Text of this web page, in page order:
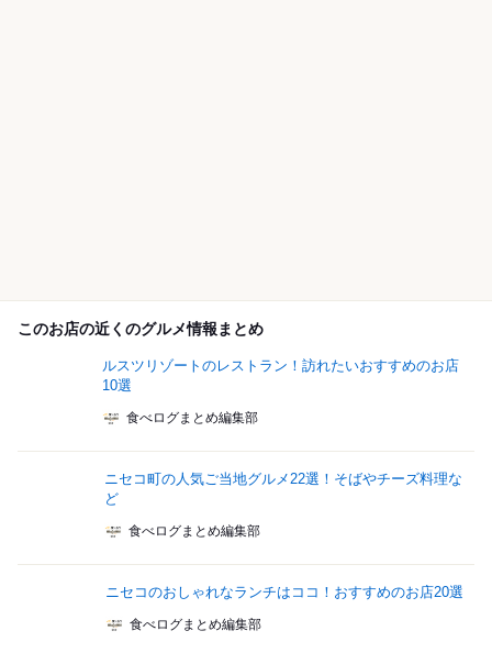
このお店の近くのグルメ情報まとめ
ルスツリゾートのレストラン！訪れたいおすすめのお店
10選
食べログまとめ編集部
ニセコ町の人気ご当地グルメ22選！そばやチーズ料理な
ど
食べログまとめ編集部
ニセコのおしゃれなランチはココ！おすすめのお店20選
食べログまとめ編集部